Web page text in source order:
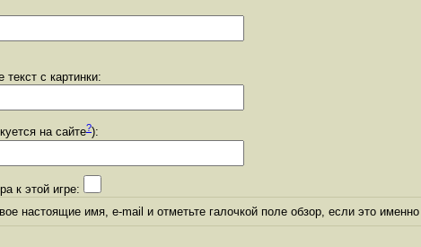
с картинки:
на сайте?):
к этой игре:
настоящие имя, e-mail и отметьте галочкой поле обзор, если это именно